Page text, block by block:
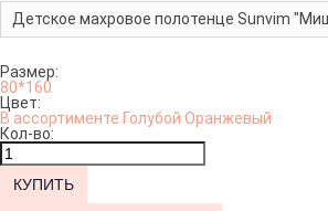
Детское махровое полотенце Sunvim
Размер:
80*160
Цвет:
В ассортименте Голубой Оранжевый
Кол-во: